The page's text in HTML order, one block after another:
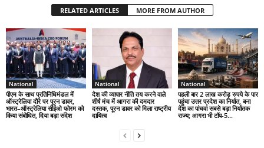
RELATED ARTICLES MORE FROM AUTHOR
National
पीएम के साथ प्रतिनिधिमंडल में
ऑस्ट्रेलिया दौरे पर पूरन डावर,
भारत–ऑस्ट्रेलिया सीईओ फोरम को
किया संबोधित, दिया बड़ा संदेश
National
देश की व्यापार नीति तय करने वाले
शीर्ष मंच में आगरा की दमदार
दस्तक, पूरन डावर को मिला राष्ट्रीय
दायित्व
National
पहली बार 2 लाख करोड़ रुपये के पार
पहुंचा उत्तर प्रदेश का निर्यात, बना
देश का पांचवां सबसे बड़ा निर्यातक
राज्य; आगरा भी टॉप-5...